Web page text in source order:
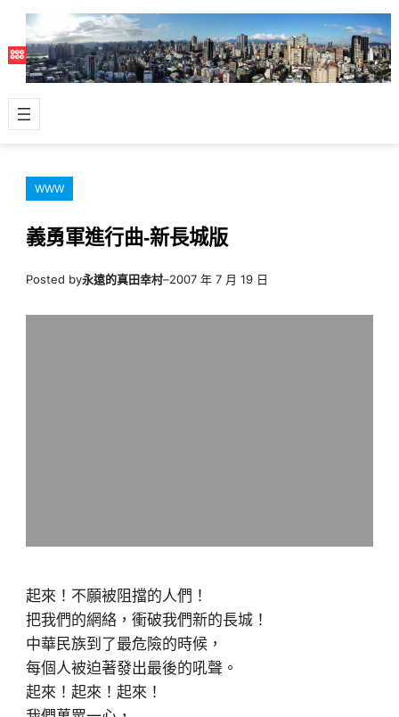
主
容
WWW
義勇軍進行曲-新長城版
Posted by永遠的真田幸村–2007 年 7 月 19 日
起來！不願被阻擋的人們！
把我們的網絡，衝破我們新的長城！
中華民族到了最危險的時候，
每個人被迫著發出最後的吼聲。
起來！起來！起來！